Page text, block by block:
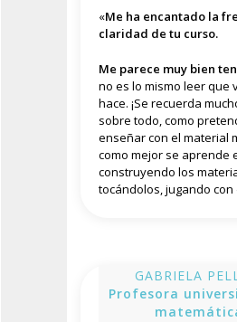
«Me ha encantado la
claridad de tu curso.
Me parece muy bien
no es lo mismo leer que
hace. ¡Se recuerda
sobre todo, como
enseñar con el material
como mejor se aprende
construyendo los
tocándolos, jugando con
GABRIELA
Profesora